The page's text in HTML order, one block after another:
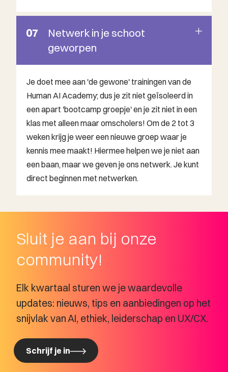
07
Netwerk in je schoot
geworpen
Je doet mee aan 'de gewone' trainingen van de
Human AI Academy; dus je zit niet geïsoleerd in
een apart 'bootcamp groepje' en je zit niet in een
klas met alleen maar omscholers! Om de 2 tot 3
weken krijg je weer een nieuwe groep waar je
kennis mee maakt! Hiermee helpen we je niet aan
een baan, maar we geven je ons netwerk. Je kunt
direct beginnen met netwerken.
Sluit je aan bij onze
community!
Elk kwartaal sturen we je waardevolle
updates: nieuws, tips en aanbiedingen op het
snijvlak van AI, ethiek, leiderschap en UX/CX.
Schrijf je in